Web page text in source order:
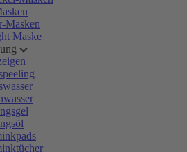
Masken
Maske